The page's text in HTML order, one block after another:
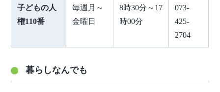
子どもの人
権110番
毎週月～
金曜日
8時30分～17
時00分
073-
425-
2704
暮らしなんでも